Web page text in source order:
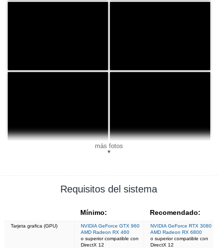
más fotos
▼
Requisitos del sistema
Mínimo: Recomendado:
Tarjeta grafica (GPU)
NVIDIA GeForce GTX 960
AMD Radeon RX 460
o superior compatible con
DirectX 12
NVIDIA GeForce RTX 3080
AMD Radeon RX 6800
o superior compatible con
DirectX 12